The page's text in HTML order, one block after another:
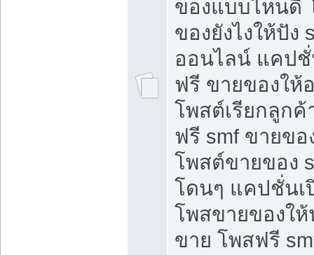
ของแบบไหนดี
ของยังไงให้ปั
ออนไลน์ แคป
ฟรี ขายของให้
โพสต์เรียกลูกค้
ฟรี smf ขายขอ
โพสต์ขายของ
โดนๆ แคปชั่นเ
โพสขายของใ
ขาย โพสฟรี